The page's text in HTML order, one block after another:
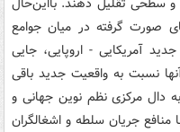
صورت گرفته در میان جوامع
آمریکایی - اروپایی، جایی
نسبت به واقعیت جدید باقی
دال مرکزی نظم نوین جهانی و
جریان سلطه و اشغالگران